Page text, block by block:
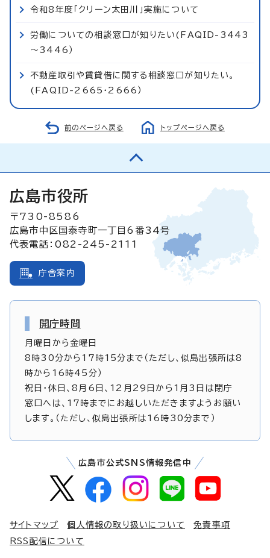
令和8年度「クリーン太田川」実施について
労働についての相談窓口が知りたい(FAQID-3443
～3446）
不動産取引や賃貸借に関する相談窓口が知りたい。
(FAQID-2665・2666）
前のページへ戻る トップページへ戻る
広島市役所
〒730-8586
広島市中区国泰寺町一丁目6番34号
代表電話：082-245-2111
庁舎案内
開庁時間
月曜日から金曜日
8時30分から17時15分まで（ただし、似島出張所は8
時から16時45分）
祝日・休日、8月6日、12月29日から1月3日は閉庁
窓口へは、17時までにお越しいただきますようお願い
します。（ただし、似島出張所は16時30分まで）
広島市公式SNS情報発信中
サイトマップ 個人情報の取り扱いについて
免責事項
RSS配信について